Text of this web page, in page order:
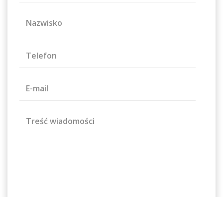
Nazwisko
Telefon
E-mail
Treść wiadomości